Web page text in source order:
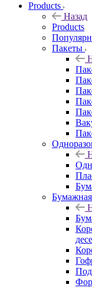
Products
Назад
Products
Пакеты